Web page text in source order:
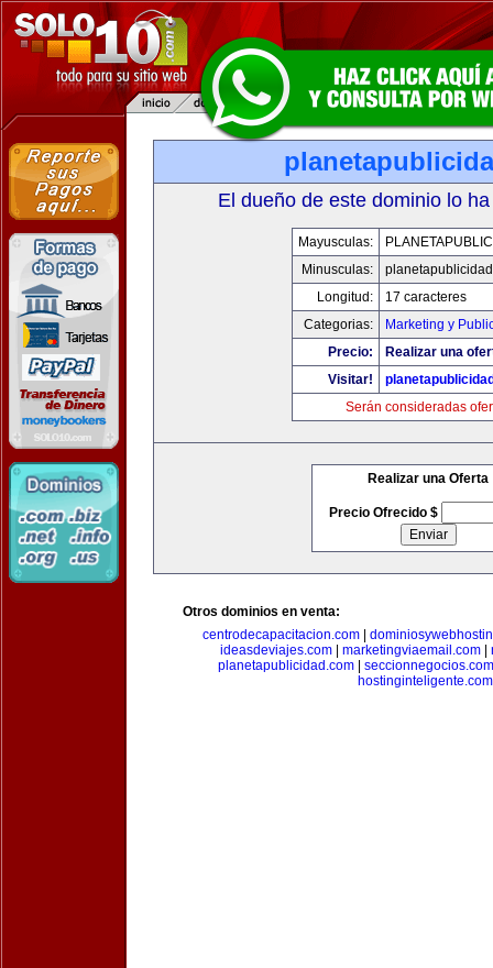
El dueño de este dominio lo
Mayusculas:
Minusculas:
Longitud:
17 caracteres
Categorias:
Marketing y
Precio:
Realizar una
Visitar!
Serán consideradas
Realizar una Oferta
Precio Ofrecido $
Otros dominios en venta:
centrodecapacitacion.com
ideasdeviajes.com| marketingviaemail.com|
planetapublicidad.com| seccionnegocios.com
hostinginteligente.com